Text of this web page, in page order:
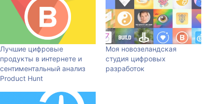
Лучшие цифровые
продукты в интернете и
сентиментальный анализ
Product Hunt
Моя новозеландская
студия цифровых
разработок